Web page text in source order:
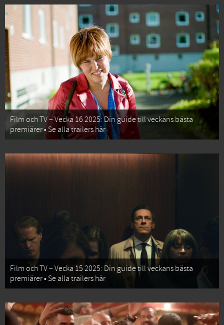
Film och TV – Vecka 16 2025: Din guide till veckans bästa
premiärer • Se alla trailers här
Film och TV – Vecka 15 2025: Din guide till veckans bästa
premiärer • Se alla trailers här